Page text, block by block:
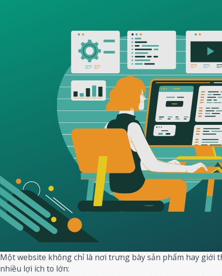
Một website không chỉ là nơi trưng bày sản phẩm hay giới
nhiều lợi ích to lớn: